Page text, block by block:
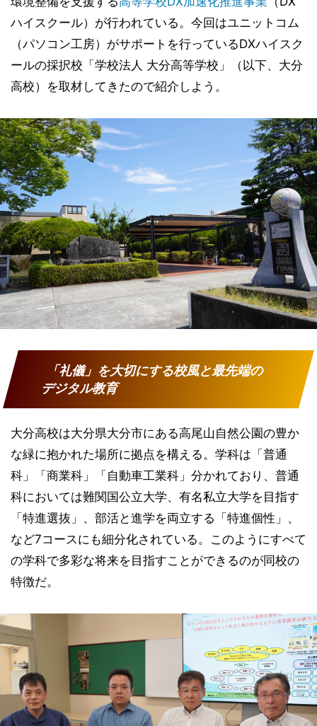
ハイスクール）が行われている。今回はユニットコム
（パソコン工房）がサポートを行っているDXハイスク
ールの採択校「学校法人 大分高等学校」（以下、大分
高校）を取材してきたので紹介しよう。
「礼儀」を大切にする校風と最先端の
デジタル教育
大分高校は大分県大分市にある高尾山自然公園の豊か
な緑に抱かれた場所に拠点を構える。学科は「普通
科」「商業科」「自動車工業科」分かれており、普通
科においては難関国公立大学、有名私立大学を目指す
「特進選抜」、部活と進学を両立する「特進個性」、
など7コースにも細分化されている。このようにすべて
の学科で多彩な将来を目指すことができるのが同校の
特徴だ。